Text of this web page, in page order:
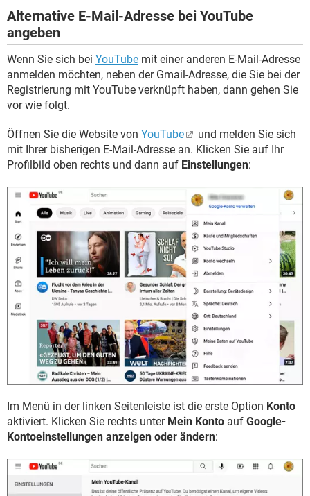
Alternative E-Mail-Adresse bei YouTube
angeben
Wenn Sie sich bei YouTube mit einer anderen E-Mail-Adresse
anmelden möchten, neben der Gmail-Adresse, die Sie bei der
Registrierung mit YouTube verknüpft haben, dann gehen Sie
vor wie folgt.
Öffnen Sie die Website von YouTube
und melden Sie sich
mit Ihrer bisherigen E-Mail-Adresse an. Klicken Sie auf Ihr
Profilbild oben rechts und dann auf Einstellungen:
Im Menü in der linken Seitenleiste ist die erste Option Konto
aktiviert. Klicken Sie rechts unter Mein Konto auf Google-
Kontoeinstellungen anzeigen oder ändern: